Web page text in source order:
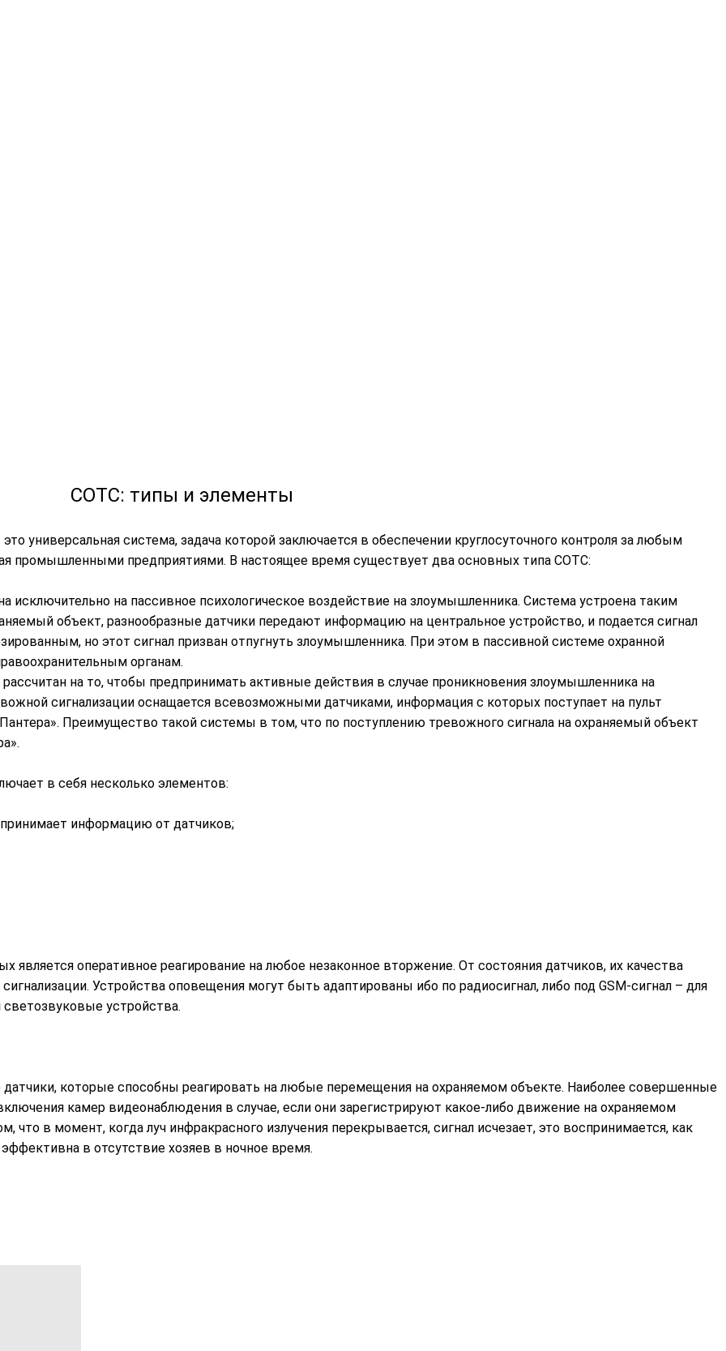
СОТС: типы и элементы
универсальная система, задача которой заключается в обеспечении круглосуточного контроля за любым
промышленными предприятиями. В настоящее время существует два основных типа СОТС:
исключительно на пассивное психологическое воздействие на злоумышленника. Система устроена таким
объект, разнообразные датчики передают информацию на центральное устройство, и подается сигнал
но этот сигнал призван отпугнуть злоумышленника. При этом в пассивной системе охранной
органам.
на то, чтобы предпринимать активные действия в случае проникновения злоумышленника на
сигнализации оснащается всевозможными датчиками, информация с которых поступает на пульт
Преимущество такой системы в том, что по поступлению тревожного сигнала на охраняемый объект
в себя несколько элементов:
информацию от датчиков;
является оперативное реагирование на любое незаконное вторжение. От состояния датчиков, их качества
Устройства оповещения могут быть адаптированы ибо по радиосигнал, либо под GSM-сигнал – для
устройства.
которые способны реагировать на любые перемещения на охраняемом объекте. Наиболее совершенные
камер видеонаблюдения в случае, если они зарегистрируют какое-либо движение на охраняемом
что в момент, когда луч инфракрасного излучения перекрывается, сигнал исчезает, это воспринимается, как
в отсутствие хозяев в ночное время.